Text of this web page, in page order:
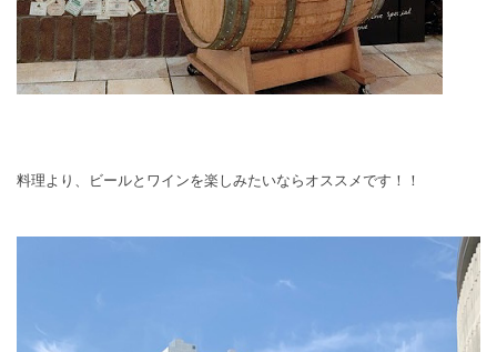
料理より、ビールとワインを楽しみたいならオススメです！！